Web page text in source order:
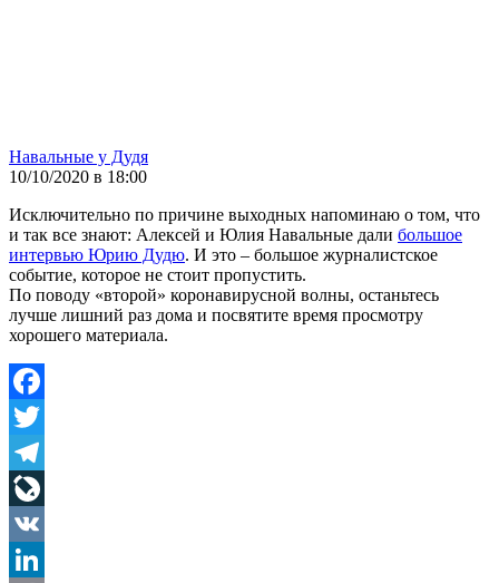
Навальные у Дудя
10/10/2020 в 18:00
Исключительно по причине выходных напоминаю о том, что
и так все знают: Алексей и Юлия Навальные дали большое
интервью Юрию Дудю. И это – большое журналистское
событие, которое не стоит пропустить.
По поводу «второй» коронавирусной волны, останьтесь
лучше лишний раз дома и посвятите время просмотру
хорошего материала.
Facebook
Twitter
Telegram
LiveJournal
VK